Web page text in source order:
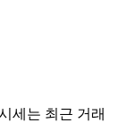
세는 최근 거래